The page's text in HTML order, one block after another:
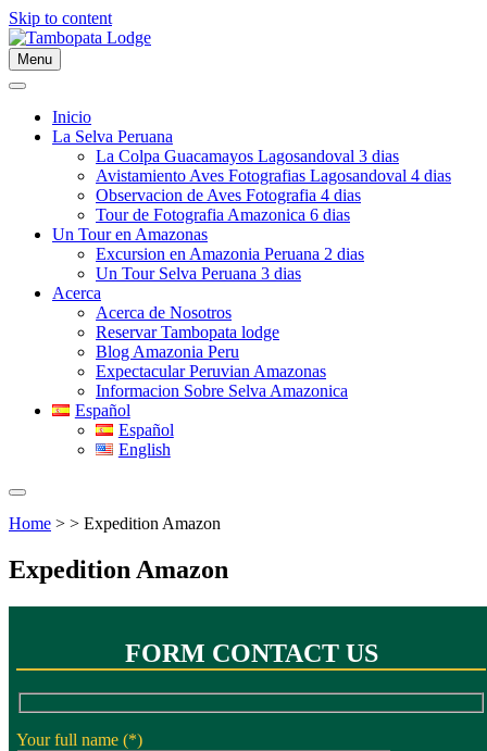
Skip to content
Menu
Inicio
La Selva Peruana
La Colpa Guacamayos Lagosandoval 3 dias
Avistamiento Aves Fotografias Lagosandoval 4 dias
Observacion de Aves Fotografia 4 dias
Tour de Fotografia Amazonica 6 dias
Un Tour en Amazonas
Excursion en Amazonia Peruana 2 dias
Un Tour Selva Peruana 3 dias
Acerca
Acerca de Nosotros
Reservar Tambopata lodge
Blog Amazonia Peru
Expectacular Peruvian Amazonas
Informacion Sobre Selva Amazonica
Español
Español
English
Home > > Expedition Amazon
Expedition Amazon
FORM CONTACT US
Your full name (*)